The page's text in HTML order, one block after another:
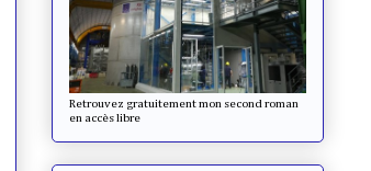
Retrouvez gratuitement mon second roman
en accès libre